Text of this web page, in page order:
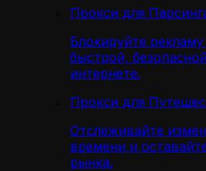
Прокси для
Блокируйте
быстрой,
интернете.
Прокси для
Отслеживайте
времени и
рынка.